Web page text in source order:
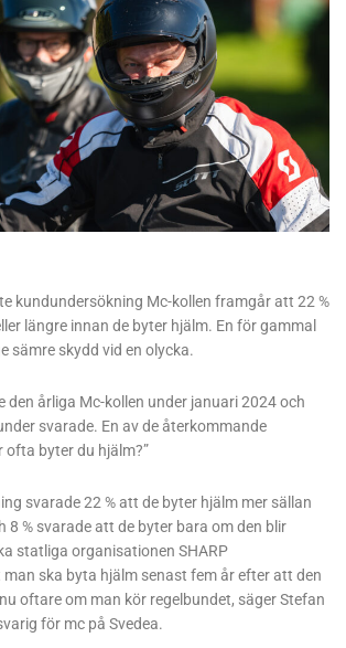
kundundersökning Mc-kollen framgår att 22 %
längre innan de byter hjälm. En för gammal
sämre skydd vid en olycka.
den årliga Mc-kollen under januari 2024 och
svarade. En av de återkommande
ofta byter du hjälm?”
svarade 22 % att de byter hjälm mer sällan
8 % svarade att de byter bara om den blir
statliga organisationen SHARP
ska byta hjälm senast fem år efter att den
oftare om man kör regelbundet, säger Stefan
för mc på Svedea.